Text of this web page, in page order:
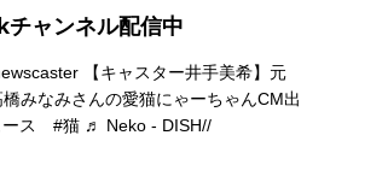
チャンネル配信中
【キャスター井手美希】元
みなみさんの愛猫にゃーちゃんCM出
ース#猫 ♬ Neko - DISH//